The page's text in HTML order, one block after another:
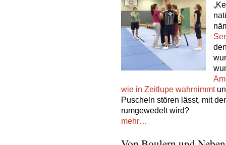
wie in Zeitlupe wahrnimmt
Puscheln stören lässt, mit
rumgewedelt wird?
mehr…